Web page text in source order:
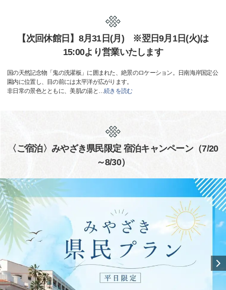
【次回休館日】8月31日(月) ※翌日9月1日(火)は
15:00より営業いたします
国の天然記念物「鬼の洗濯板」に囲まれた、絶景のロケーション。日南海岸国定公
園内に位置し、目の前には太平洋が広がります。
非日常の景色とともに、美肌の湯と …続きを読む
〈ご宿泊〉みやざき県民限定 宿泊キャンペーン（7/20
～8/30）